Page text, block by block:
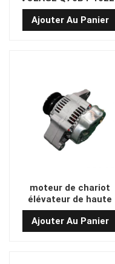
Ajouter Au Panier
moteur de chariot
élévateur de haute
qualité
Ajouter Au Panier